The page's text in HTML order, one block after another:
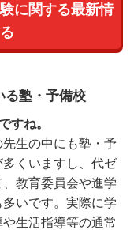
に関する最新情
る塾・予備校
すね。
生の中にも塾・予
くいますし、代ゼ
教育委員会や進学
いです。実際に学
生活指導等の通常